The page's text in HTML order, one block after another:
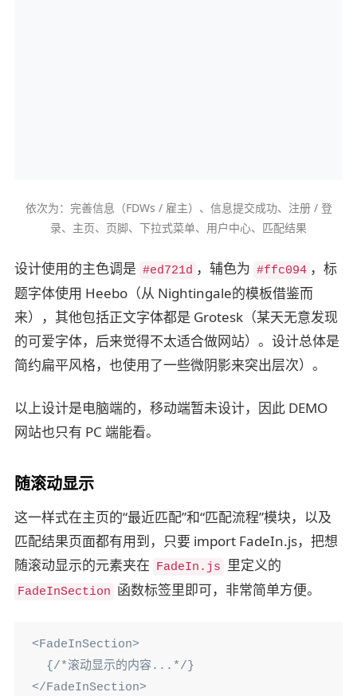
依次为：完善信息（FDWs / 雇主）、信息提交成功、注册 / 登
录、主页、页脚、下拉式菜单、用户中心、匹配结果
设计使用的主色调是 #ed721d ，辅色为 #ffc094 ，标
题字体使用 Heebo（从 Nightingale的模板借鉴而
来），其他包括正文字体都是 Grotesk（某天无意发现
的可爱字体，后来觉得不太适合做网站）。设计总体是
简约扁平风格，也使用了一些微阴影来突出层次）。
以上设计是电脑端的，移动端暂未设计，因此 DEMO
网站也只有 PC 端能看。
随滚动显示
这一样式在主页的“最近匹配”和“匹配流程”模块，以及
匹配结果页面都有用到，只要 import FadeIn.js，把想
随滚动显示的元素夹在 FadeIn.js 里定义的
FadeInSection 函数标签里即可，非常简单方便。
<FadeInSection>
  {/*滚动显示的内容...*/}
</FadeInSection>